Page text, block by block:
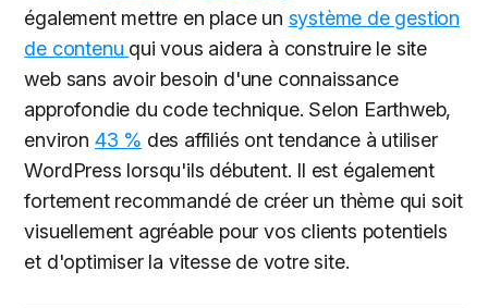
également mettre en place un système de gestion
de contenu qui vous aidera à construire le site
web sans avoir besoin d'une connaissance
approfondie du code technique. Selon Earthweb,
environ 43 % des affiliés ont tendance à utiliser
WordPress lorsqu'ils débutent. Il est également
fortement recommandé de créer un thème qui soit
visuellement agréable pour vos clients potentiels
et d'optimiser la vitesse de votre site.